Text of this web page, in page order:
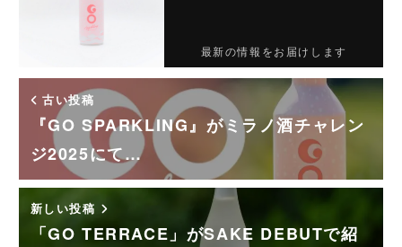
最新の情報をお届けします
古い投稿
『GO SPARKLING』がミラノ酒チャレン
ジ2025にて…
新しい投稿
「GO TERRACE」がSAKE DEBUTで紹